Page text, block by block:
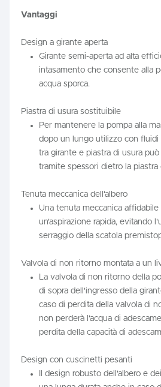
Vantaggi
Design a girante aperta
Girante semi-aperta ad alta
intasamento che consente alla
acqua sporca.
Piastra di usura sostituibile
Per mantenere la pompa alla
dopo un lungo utilizzo con fluidi
tra girante e piastra di usura
tramite spessori dietro la
Tenuta meccanica dell'albero
Una tenuta meccanica
un'aspirazione rapida, evitando
serraggio della scatola
Valvola di non ritorno montata a un
La valvola di non ritorno della
di sopra dell'ingresso della
caso di perdita della valvola di
non perderà l'acqua di
perdita della capacità di
Design con cuscinetti pesanti
Il design robusto dell'albero e